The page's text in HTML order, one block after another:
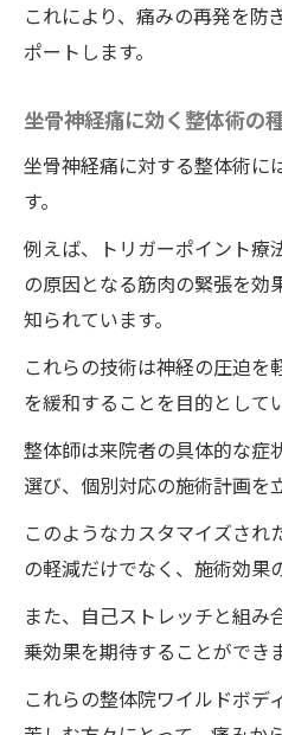
これにより、痛みの再発を防
ポートします。
坐骨神経痛に効く整体術の
坐骨神経痛に対する整体術に
す。
例えば、トリガーポイント療
の原因となる筋肉の緊張を効
知られています。
これらの技術は神経の圧迫を
を緩和することを目的として
整体師は来院者の具体的な症
選び、個別対応の施術計画を
このようなカスタマイズされ
の軽減だけでなく、施術効果
また、自己ストレッチと組み
乗効果を期待することができ
これらの整体院ワイルドボデ